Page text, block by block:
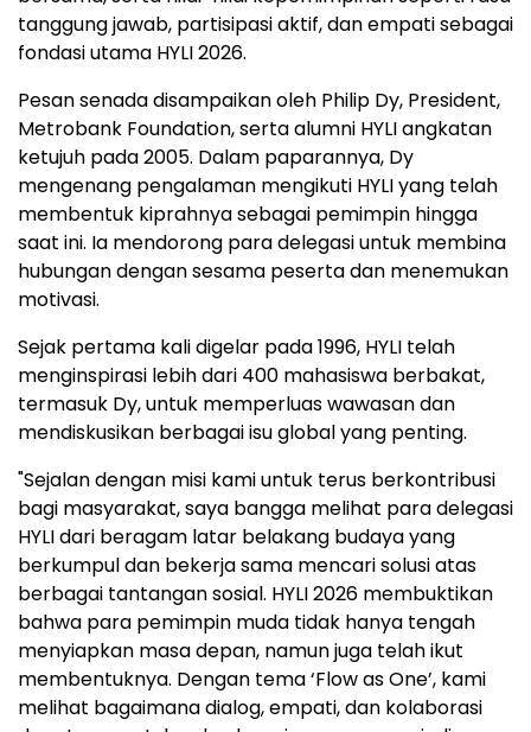
tanggung jawab, partisipasi aktif, dan empati sebagai
fondasi utama HYLI 2026.
Pesan senada disampaikan oleh Philip Dy, President,
Metrobank Foundation, serta alumni HYLI angkatan
ketujuh pada 2005. Dalam paparannya, Dy
mengenang pengalaman mengikuti HYLI yang telah
membentuk kiprahnya sebagai pemimpin hingga
saat ini. Ia mendorong para delegasi untuk membina
hubungan dengan sesama peserta dan menemukan
motivasi.
Sejak pertama kali digelar pada 1996, HYLI telah
menginspirasi lebih dari 400 mahasiswa berbakat,
termasuk Dy, untuk memperluas wawasan dan
mendiskusikan berbagai isu global yang penting.
"Sejalan dengan misi kami untuk terus berkontribusi
bagi masyarakat, saya bangga melihat para delegasi
HYLI dari beragam latar belakang budaya yang
berkumpul dan bekerja sama mencari solusi atas
berbagai tantangan sosial. HYLI 2026 membuktikan
bahwa para pemimpin muda tidak hanya tengah
menyiapkan masa depan, namun juga telah ikut
membentuknya. Dengan tema ‘Flow as One’, kami
melihat bagaimana dialog, empati, dan kolaborasi